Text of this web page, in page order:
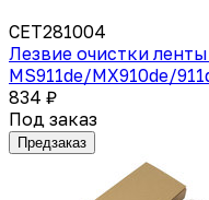
CET281004
Лезвие очистки
MS911de/MX910de/
834 ₽
Под заказ
Предзаказ